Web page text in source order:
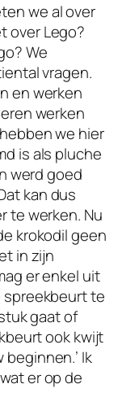
we al over
over Lego?
We
vragen.
en werken
werken
we hier
is als pluche
werd goed
kan dus
te werken. Nu
krokodil geen
in zijn
er enkel uit
spreekbeurt te
gaat of
ook kwijt
Ik
er op de